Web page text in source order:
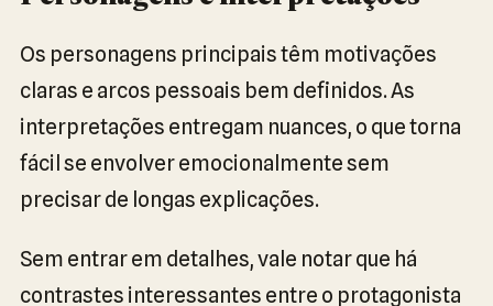
Os personagens principais têm motivações
claras e arcos pessoais bem definidos. As
interpretações entregam nuances, o que torna
fácil se envolver emocionalmente sem
precisar de longas explicações.
Sem entrar em detalhes, vale notar que há
contrastes interessantes entre o protagonista